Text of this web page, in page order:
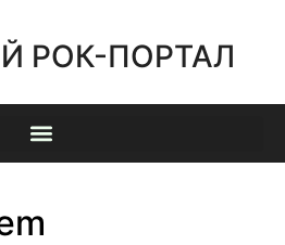
РОК-ПОРТАЛ